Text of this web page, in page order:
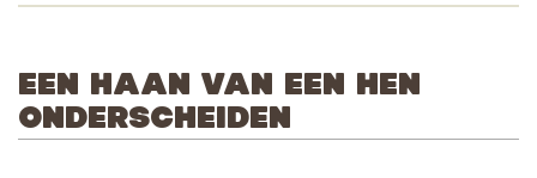
EEN HAAN VAN EEN HEN
ONDERSCHEIDEN